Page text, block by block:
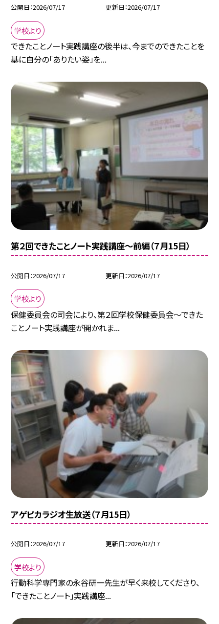
公開日 2026/07/17 更新日 2026/07/17
学校より
できたことノート実践講座の後半は、今までのできたことを
基に自分の「ありたい姿」を...
第２回できたことノート実践講座～前編（７月15日）
公開日 2026/07/17 更新日 2026/07/17
学校より
保健委員会の司会により、第２回学校保健委員会～できた
ことノート実践講座が開かれま...
アゲピカラジオ生放送（７月15日）
公開日 2026/07/17 更新日 2026/07/17
学校より
行動科学専門家の永谷研一先生が早く来校してくださり、
「できたことノート」実践講座...